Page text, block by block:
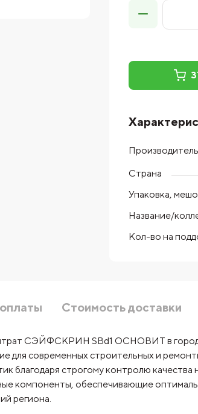
Производитель
Страна
Упаковка,
Название/
Кол-во на
Стоимость доставки
СЭЙФСКРИН SBd1 ОСНОВИТ в
для современных строительных и
благодаря строгому контролю
обеспечивающие
региона.